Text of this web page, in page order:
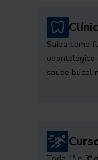
Saiba como
odontológico
saúde bucal